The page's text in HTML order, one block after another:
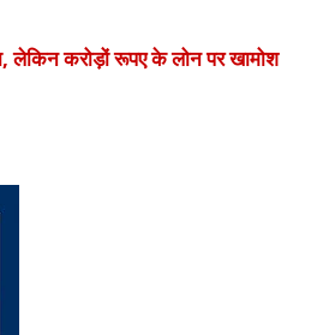
लेकिन करोड़ों रूपए के लोन पर खामोश